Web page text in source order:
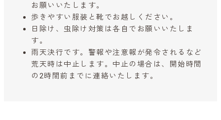
お願いいたします。
歩きやすい服装と靴でお越しください。
日除け、虫除け対策は各自でお願いいたしま
す。
雨天決行です。警報や注意報が発令されるなど
荒天時は中止します。中止の場合は、開始時間
の2時間前までに連絡いたします。